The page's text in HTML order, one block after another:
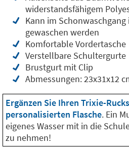
widerstandsfähigem
Kann im
gewaschen werden
Komfortable Vordertasche
Verstellbare Schultergurte
Brustgurt mit Clip
Abmessungen: 23x31x12
Ergänzen Sie Ihren Trixie-
personalisierten Flasche. Ein
eigenes Wasser mit in die
zu nehmen!